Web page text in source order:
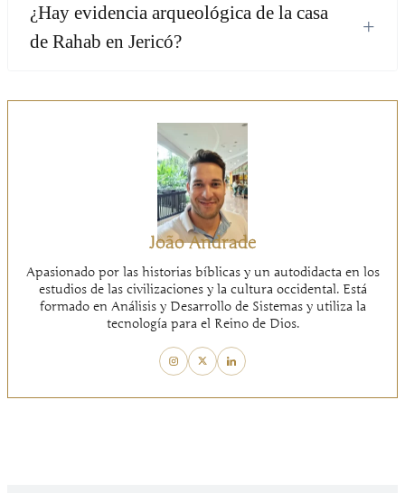
¿Hay evidencia arqueológica de la casa
de Rahab en Jericó?
+
João Andrade
Apasionado por las historias bíblicas y un autodidacta en los
estudios de las civilizaciones y la cultura occidental. Está
formado en Análisis y Desarrollo de Sistemas y utiliza la
tecnología para el Reino de Dios.